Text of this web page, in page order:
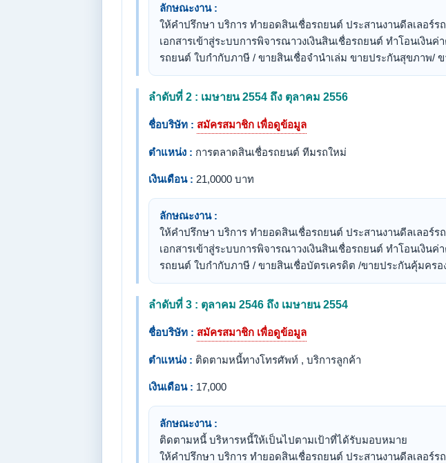
ลักษณะงาน :
ให้คำปรึกษา บริการ ทำยอดสินเชื่อรถยนต์ ประสานงานดีลเลอ
เอกสารเข้าสู่ระบบการพิจารณาวงเงินสินเชื่อรถยนต์ ทำโอนเงิน
รถยนต์ ใบกำกับภาษี / ขายสินเชื่อจำนำเล่ม ขายประกันสุขภาพ/
ลำดับที่ 2 : เมษายน 2554 ถึง ตุลาคม 2556
ชื่อบริษัท : สมัครสมาชิก เพื่อดูข้อมูล
ตำแหน่ง : การตลาดสินเชื่อรถยนต์ ทีมรถใหม่
เงินเดือน : 21,0000 บาท
ลักษณะงาน :
ให้คำปรึกษา บริการ ทำยอดสินเชื่อรถยนต์ ประสานงานดีลเลอ
เอกสารเข้าสู่ระบบการพิจารณาวงเงินสินเชื่อรถยนต์ ทำโอนเงิน
รถยนต์ ใบกำกับภาษี / ขายสินเชื่อบัตรเครดิต /ขายประกันคุ้มครอง
ลำดับที่ 3 : ตุลาคม 2546 ถึง เมษายน 2554
ชื่อบริษัท : สมัครสมาชิก เพื่อดูข้อมูล
ตำแหน่ง : ติดตามหนี้ทางโทรศัพท์ , บริการลูกค้า
เงินเดือน : 17,000
ลักษณะงาน :
ติดตามหนี้ บริหารหนี้ให้เป็นไปตามเป้าที่ได้รับมอบหมาย
ให้คำปรึกษา บริการ ทำยอดสินเชื่อรถยนต์ ประสานงานดีลเลอ